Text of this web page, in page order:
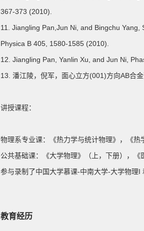
367-373 (2010).
11. Jiangling Pan,Jun Ni, and Bingchu
Physica B 405, 1580-1585 (2010).
12. Jiangling Pan, Yanlin Xu, and Jun Ni,
13. 潘江陵，倪军，面心立方(001)方向AB合
讲授课程：
物理系专业课：《热力学与统计物理》，《热
公共基础课：《大学物理》（上，下册），《
参与录制了中国大学慕课-中南大学-大学物理I
教育经历